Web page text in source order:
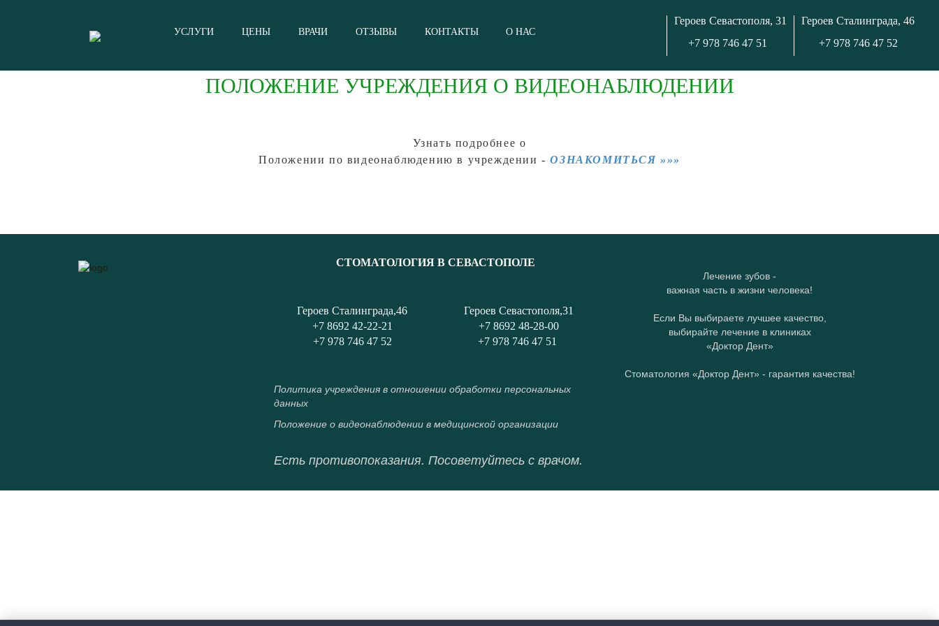
УСЛУГИ ЦЕНЫ ВРАЧИ ОТЗЫВЫ КОНТАКТЫ О НАС
Героев Севастополя, 31
+7 978 746 47 51
Героев Сталинграда, 46
+7 978 746 47 52
ПОЛОЖЕНИЕ УЧРЕЖДЕНИЯ О ВИДЕОНАБЛЮДЕНИИ
Узнать подробнее о
Положении по видеонаблюдению в учреждении -ОЗНАКОМИТЬСЯ »»»
СТОМАТОЛОГИЯ В СЕВАСТОПОЛЕ
Героев Сталинграда,46
+7 8692 42-22-21
+7 978 746 47 52
Героев Севастополя,31
+7 8692 48-28-00
+7 978 746 47 51
Политика учреждения в отношении обработки персональных
данных
Положение о видеонаблюдении в медицинской организации
Есть противопоказания. Посоветуйтесь с врачом.
Лечение зубов -
важная часть в жизни человека!
Если Вы выбираете лучшее качество,
выбирайте лечение в клиниках
«Доктор Дент»
Стоматология «Доктор Дент» - гарантия качества!​